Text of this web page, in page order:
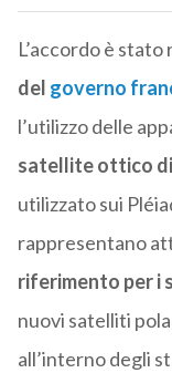
L’accordo è
del governo
l’utilizzo delle
satellite ottico di
utilizzato sui
rappresentano
riferimento per i
nuovi satelliti
all’interno degli